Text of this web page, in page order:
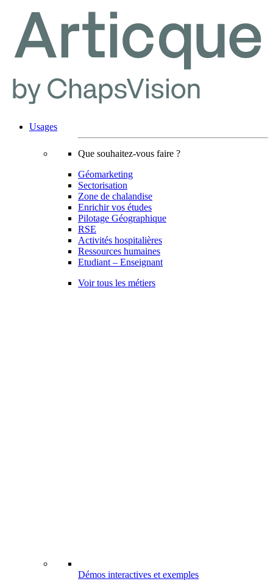
Usages
Que souhaitez-vous faire ?
Géomarketing
Sectorisation
Zone de chalandise
Enrichir vos études
Pilotage Géographique
RSE
Activités hospitalières
Ressources humaines
Etudiant – Enseignant
Voir tous les métiers
Démos interactives et exemples